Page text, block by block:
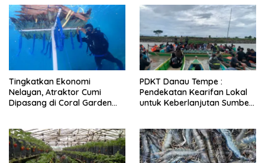
Tingkatkan Ekonomi
Nelayan, Atraktor Cumi
Dipasang di Coral Garden
PDKT Danau Tempe :
Pendekatan Kearifan Lokal
untuk Keberlanjutan Sumber